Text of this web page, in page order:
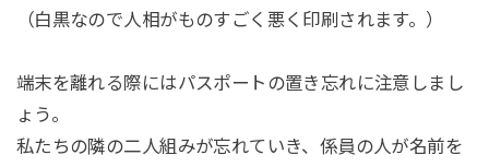
（白黒なので人相がものすごく悪く印刷されます。）
端末を離れる際にはパスポートの置き忘れに注意しまし
ょう。
私たちの隣の二人組みが忘れていき、係員の人が名前を